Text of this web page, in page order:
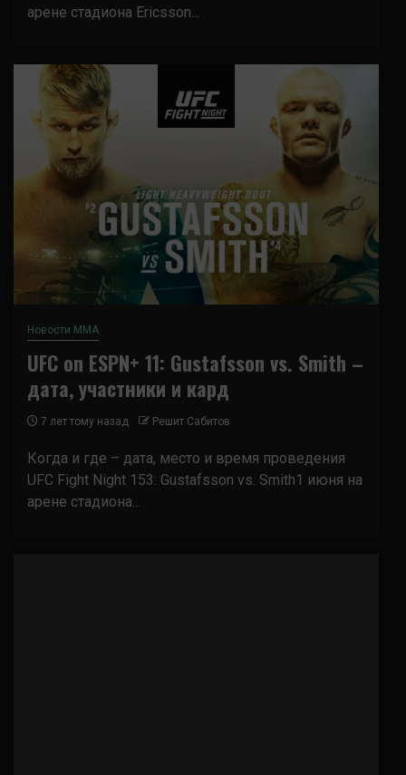
арене стадиона Ericsson...
Новости ММА
UFC on ESPN+ 11: Gustafsson vs. Smith –
дата, участники и кард
7 лет тому назад Решит Сабитов
Когда и где – дата, место и время проведения
UFC Fight Night 153: Gustafsson vs. Smith1 июня на
арене стадиона...